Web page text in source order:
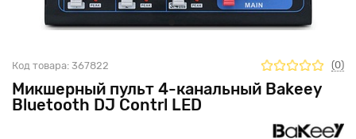
Микшерный пульт 4-канальный Bakeey
Bluetooth DJ Contrl LED
Код товара: 367822 (0)